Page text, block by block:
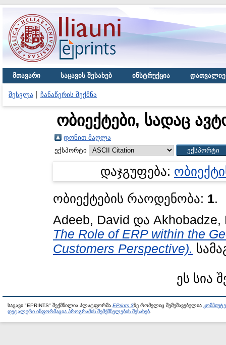
მთავარი საცავის შესახებ ინსტრუქცია
შესვლა ჩანაწერის შექმნა
ობიექტები, სადაც
დონით მაღლა
ექსპორტი
დაჯგუფება:
ობიექტების რაოდენობა: 1.
Adeeb, David და Akhobadze,
The Role of ERP within the
Customers Perspective).
ეს სია
საცავი "EPRINTS" შექმნილია პლატფორმა EPrints 3ზე რომელიც შემუშავებულია
დეტალური ინფორმაცია პროგრამის შემქმნელების შესახებ